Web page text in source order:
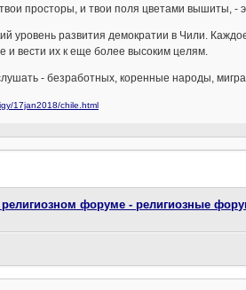
просторы, и твои поля цветами вышиты, -
уровень развития демократии в Чили.
и вести их к еще более высоким целям.
- безработных, коренные народы,
17jan2018/chile.html
форуме - религиозные